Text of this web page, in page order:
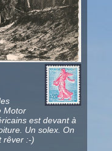
Motor
est devant à
Un solex. On
rêver :-)